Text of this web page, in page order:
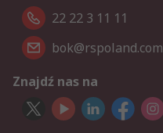
22 22 3 11 11
bok@rspoland.com
Znajdź nas na